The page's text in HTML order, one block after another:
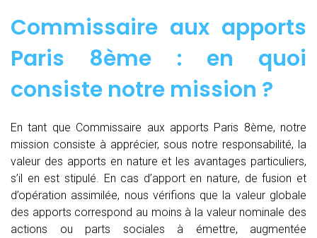
Commissaire aux apports
Paris 8ème : en quoi
consiste notre mission ?
En tant que Commissaire aux apports Paris 8ème, notre
mission consiste à apprécier, sous notre responsabilité, la
valeur des apports en nature et les avantages particuliers,
s’il en est stipulé. En cas d’apport en nature, de fusion et
d’opération assimilée, nous vérifions que la valeur globale
des apports correspond au moins à la valeur nominale des
actions ou parts sociales à émettre, augmentée